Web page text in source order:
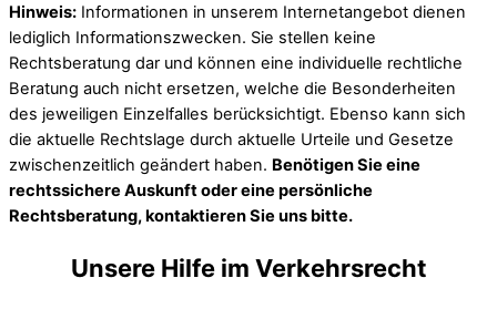
Hinweis: Informationen in unserem Internetangebot dienen
lediglich Informationszwecken. Sie stellen keine
Rechtsberatung dar und können eine individuelle rechtliche
Beratung auch nicht ersetzen, welche die Besonderheiten
des jeweiligen Einzelfalles berücksichtigt. Ebenso kann sich
die aktuelle Rechtslage durch aktuelle Urteile und Gesetze
zwischenzeitlich geändert haben. Benötigen Sie eine
rechtssichere Auskunft oder eine persönliche
Rechtsberatung, kontaktieren Sie uns bitte.
Unsere Hilfe im Verkehrsrecht